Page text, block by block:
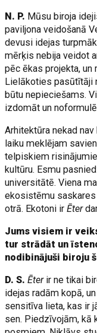
N. P. Mūsu biroja
paviljona veidošanā
devusi idejas
mērķis nebija veidot
pēc ēkas projekta,
Lielākoties pasūtītāji
būtu nepieciešams.
izdomāt un
Arhitektūra nekad
laiku meklējam
telpiskiem
kultūru. Esmu
universitātē. Viena
ekosistēmu
otrā. Ekotoni irĒter
Jums visiem ir
tur strādāt un
nodibinājuši biroju
D. S. Ēter ir ne tikai
idejas radām kopā,
sensitīva lieta, kas ir
sen. Piedzīvojām, kā